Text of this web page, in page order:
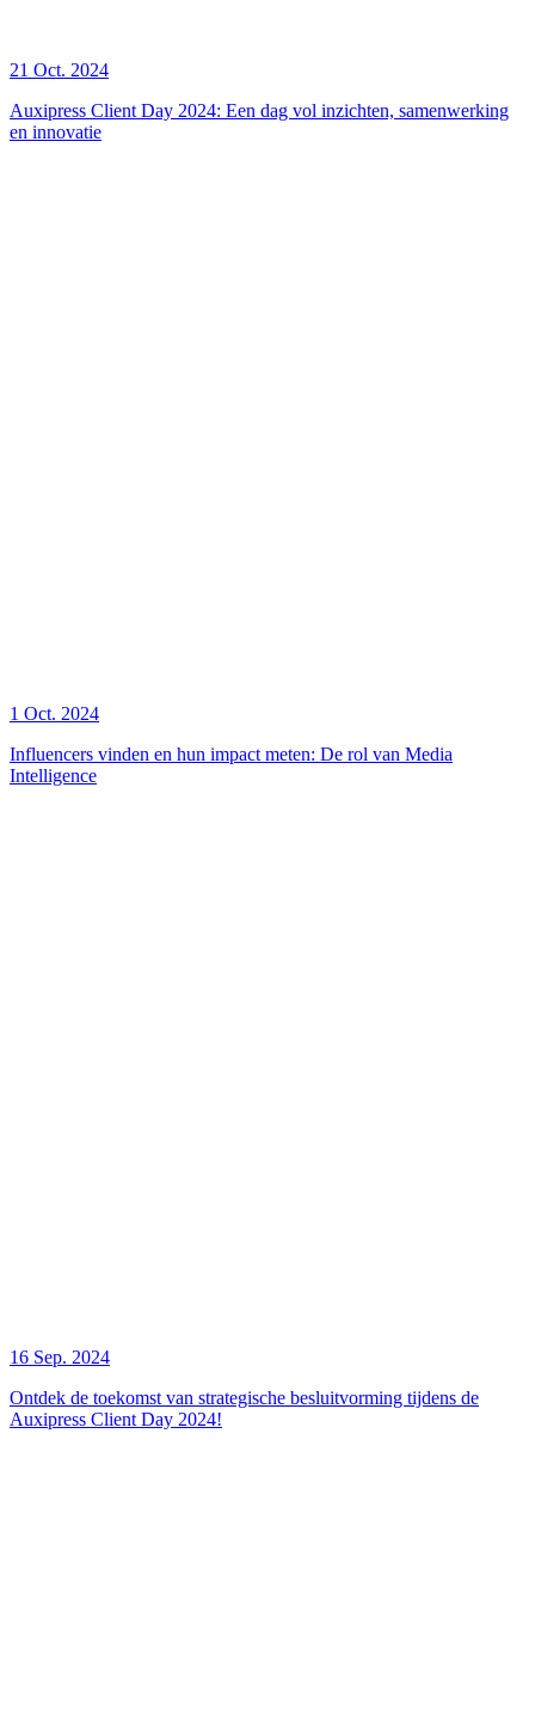
21 Oct. 2024
Auxipress Client Day 2024: Een dag vol inzichten, samenwerking
en innovatie
1 Oct. 2024
Influencers vinden en hun impact meten: De rol van Media
Intelligence
16 Sep. 2024
Ontdek de toekomst van strategische besluitvorming tijdens de
Auxipress Client Day 2024!